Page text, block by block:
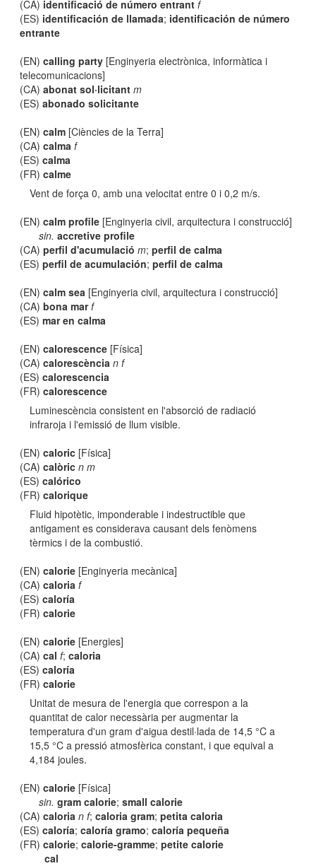
(CA) identificació de número entrant f
(ES) identificación de llamada; identificación de número
entrante
(EN)calling party [Enginyeria electrònica, informàtica i
telecomunicacions]
(CA)abonat sol·licitant m
(ES)abonado solicitante
(EN)calm [Ciències de la Terra]
(CA)calma f
(ES)calma
(FR)calme
Vent de força 0, amb una velocitat entre 0 i 0,2 m/s.
(EN)calm profile [Enginyeria civil, arquitectura i construcció]
sin. accretive profile
(CA)perfil d'acumulació m;perfil de calma
(ES)perfil de acumulación;perfil de calma
(EN)calm sea [Enginyeria civil, arquitectura i construcció]
(CA)bona mar f
(ES)mar en calma
(EN)calorescence [Física]
(CA)calorescència n f
(ES)calorescencia
(FR)calorescence
Luminescència consistent en l'absorció de radiació
infraroja i l'emissió de llum visible.
(EN)caloric [Física]
(CA)calòric n m
(ES)calórico
(FR)calorique
Fluid hipotètic, imponderable i indestructible que
antigament es considerava causant dels fenòmens
tèrmics i de la combustió.
(EN)calorie [Enginyeria mecànica]
(CA)caloria f
(ES)caloría
(FR)calorie
(EN)calorie [Energies]
(CA)cal f;caloria
(ES)caloría
(FR)calorie
Unitat de mesura de l'energia que correspon a la
quantitat de calor necessària per augmentar la
temperatura d'un gram d'aigua destil·lada de 14,5 °C a
15,5 °C a pressió atmosfèrica constant, i que equival a
4,184 joules.
(EN)calorie [Física]
sin. gram calorie; small calorie
(CA)caloria n f;caloria gram;petita caloria
(ES)caloría;caloría gramo;caloría pequeña
(FR)calorie;calorie-gramme;petite calorie
cal